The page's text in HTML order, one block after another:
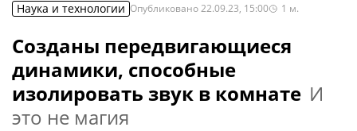
Наука и технологии Опубликовано22.09.23, 15:00 1 м.
Созданы передвигающиеся
динамики, способные
изолировать звук в комнате И
это не магия